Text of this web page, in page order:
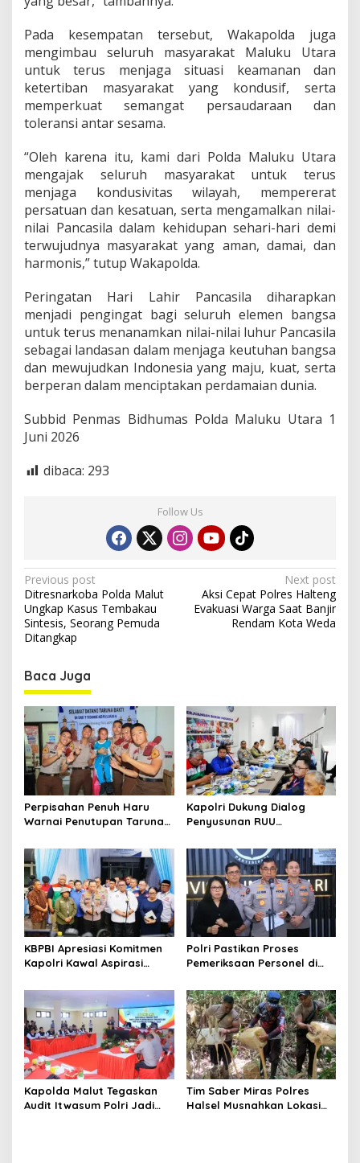
l
a
S
b
a
P
e
r
e
t
P
r
s
a
t
u
a
n
Pada kesempatan tersebut, Wakapolda juga
mengimbau seluruh masyarakat Maluku Utara
untuk terus menjaga situasi keamanan dan
ketertiban masyarakat yang kondusif, serta
memperkuat semangat persaudaraan dan
toleransi antar sesama.
“Oleh karena itu, kami dari Polda Maluku Utara
mengajak seluruh masyarakat untuk terus
menjaga kondusivitas wilayah, mempererat
persatuan dan kesatuan, serta mengamalkan nilai-
nilai Pancasila dalam kehidupan sehari-hari demi
terwujudnya masyarakat yang aman, damai, dan
harmonis,” tutup Wakapolda.
Peringatan Hari Lahir Pancasila diharapkan
menjadi pengingat bagi seluruh elemen bangsa
untuk terus menanamkan nilai-nilai luhur Pancasila
sebagai landasan dalam menjaga keutuhan bangsa
dan mewujudkan Indonesia yang maju, kuat, serta
berperan dalam menciptakan perdamaian dunia.
Subbid Penmas Bidhumas Polda Maluku Utara 1
Juni 2026
dibaca: 293
Follow Us
P
o
s
t
n
a
v
i
g
a
t
i
o
n
Previous post
Ditresnarkoba Polda Malut
Ungkap Kasus Tembakau
Sintesis, Seorang Pemuda
Ditangkap
Next post
Aksi Cepat Polres Halteng
Evakuasi Warga Saat Banjir
Rendam Kota Weda
Baca Juga
Perpisahan Penuh Haru
Warnai Penutupan Taruna
Kepulauan
Kapolri Dukung Dialog
Penyusunan RUU
Jembatan Aspirasi Buruh
KBPBI Apresiasi Komitmen
Kapolri Kawal Aspirasi
Ketenagakerjaan
Polri Pastikan Proses
Pemeriksaan Personel di
Profesional dan
Transparan
Kapolda Malut Tegaskan
Audit Itwasum Polri Jadi
Tim Saber Miras Polres
Halsel Musnahkan Lokasi